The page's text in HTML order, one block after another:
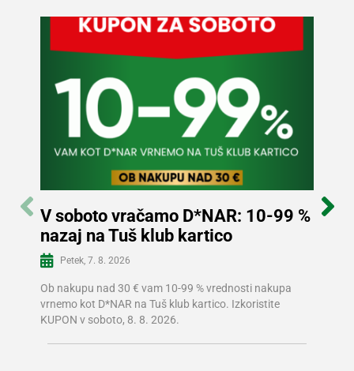
Več informacij
V soboto vračamo D*NAR: 10-99 %
nazaj na Tuš klub kartico
Petek, 7. 8. 2026
Ob nakupu nad 30 € vam 10-99 % vrednosti nakupa
vrnemo kot D*NAR na Tuš klub kartico. Izkoristite
KUPON v soboto, 8. 8. 2026.